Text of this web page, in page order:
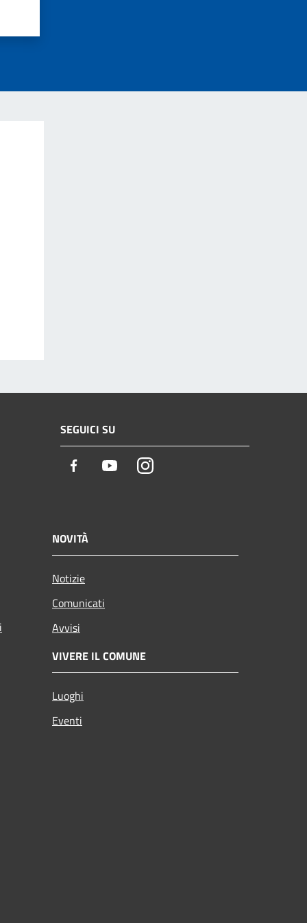
SEGUICI SU
Facebook YoutubeInstagram
NOVITÀ
Notizie
Comunicati
Avvisi
VIVERE IL COMUNE
Luoghi
Eventi